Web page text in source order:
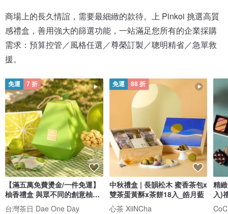
商場上的長久情誼，需要最細緻的款待。上 Pinkoi 挑選高質
感禮盒，善用強大的篩選功能，一站滿足您所有的企業採購
需求：預算控管／風格任選／尊榮訂製／聰明精省／急單救
援。
免運 7 折
【滿五萬免費燙金/一件免運】
柚香禮盒 與眾不同的創意柚子
禮盒
台灣茶日 Dae One Day
免運 88 折
中秋禮盒 | 長韻松木 蜜香茶包x
雙茶蛋黃酥x茶餅18入_皓月藍
心茶 XiiNCha
精
入)
工坊